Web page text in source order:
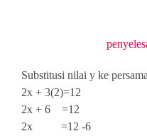
Substitusi nilai y ke
2x + 3(2)=12
2x + 6 =12
2x =12 -6